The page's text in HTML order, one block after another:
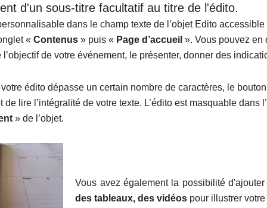
d'un sous-titre facultatif au titre de l'édito.
dans le champ texte de l’objet Edito
«Contenus» puis « Page d’accueil». Vous pouvez en
l’objectif de votre événement, le présenter, donner des
édito dépasse un certain nombre de caractères, le
de lire l’intégralité de votre texte. L’édito est masquable dans
» de l’objet.
Vous avez également la possibilité
des tableaux, des vidéos pour illustrer